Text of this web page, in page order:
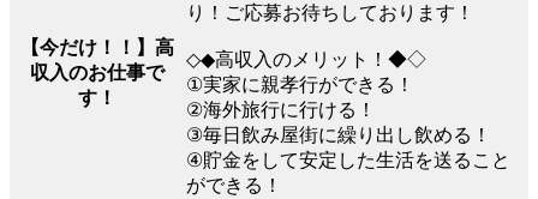
【今だけ！！】高
収入のお仕事で
す！
り！ご応募お待ちしております！
◇◆高収入のメリット！◆◇
①実家に親孝行ができる！
②海外旅行に行ける！
③毎日飲み屋街に繰り出し飲める！
④貯金をして安定した生活を送ること
ができる！